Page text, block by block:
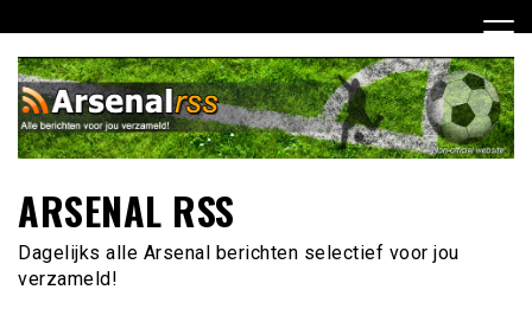
naar
inhoud
ARSENAL RSS
Dagelijks alle Arsenal berichten selectief voor jou
verzameld!